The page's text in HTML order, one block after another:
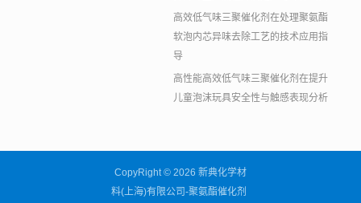
高效低气味三聚催化剂在处理聚氨酯
软泡内芯异味去除工艺的技术应用指
导
高性能高效低气味三聚催化剂在提升
儿童泡沫玩具安全性与触感表现分析
CopyRight © 2026 新典化学材
料(上海)有限公司-聚氨酯催化剂